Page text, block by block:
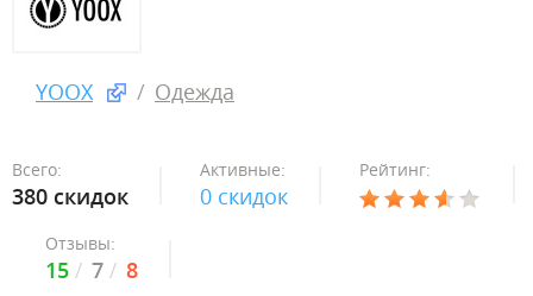
YOOX Одежда
Всего:
380 скидок
Активные:
0 скидок
Рейтинг:
Отзывы:
15 7 8